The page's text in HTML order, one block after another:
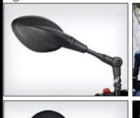
車検対応品であり、公道走行が可能で
安全性と実用性を両立したBMW
ーです。
※ 左右別売